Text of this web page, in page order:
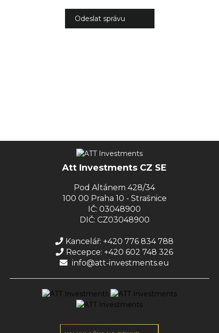
Att Investments CZ SE
Pod Altánem 428/34
100 00 Praha 10 - Strašnice
IČ: 03048900
DIČ: CZ03048900
Kancelář: +420 776 834 788
Recepce: +420 602 748 326
info@att-investments.eu